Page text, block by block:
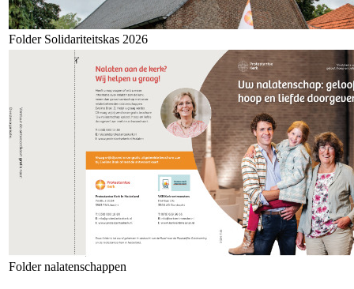
Folder Solidariteitskas 2026
Folder nalatenschappen